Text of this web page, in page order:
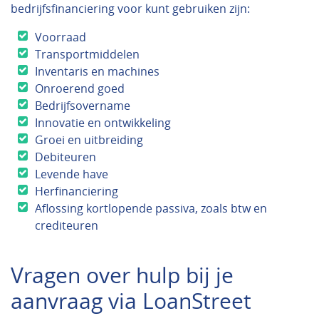
bedrijfsfinanciering voor kunt gebruiken zijn:
Voorraad
Transportmiddelen
Inventaris en machines
Onroerend goed
Bedrijfsovername
Innovatie en ontwikkeling
Groei en uitbreiding
Debiteuren
Levende have
Herfinanciering
Aflossing kortlopende passiva, zoals btw en
crediteuren
Vragen over hulp bij je
aanvraag via LoanStreet